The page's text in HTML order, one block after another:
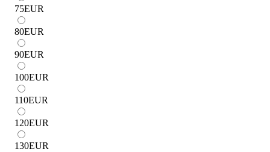
75EUR
80EUR
90EUR
100EUR
110EUR
120EUR
130EUR